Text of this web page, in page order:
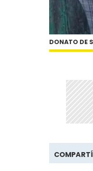
DONATO DE